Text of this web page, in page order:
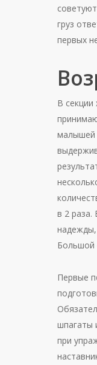
груз
первых
В секции
малышей
в 2 раза.
надежды,
Большой
Первые
шпагаты
при